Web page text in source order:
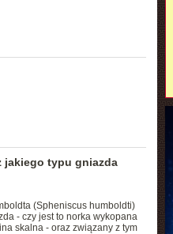
jakiego typu gniazda
(Spheniscus humboldti)
- czy jest to norka wykopana
skalna - oraz związany z tym